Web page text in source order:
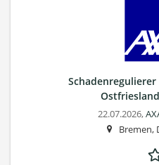
22.07.2026,
Bremen,